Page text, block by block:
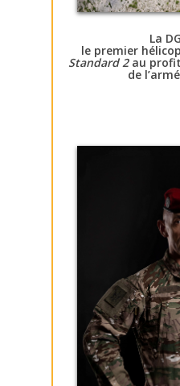
La
le premier
Standard 2au profit
de